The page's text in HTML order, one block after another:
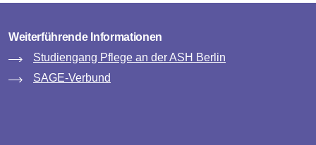
Weiterführende Informationen
Studiengang Pflege an der ASH Berlin
SAGE-Verbund